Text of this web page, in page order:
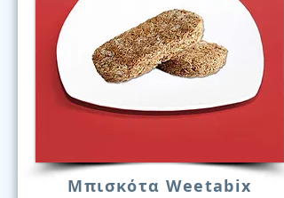
Μπισκότα Weetabix